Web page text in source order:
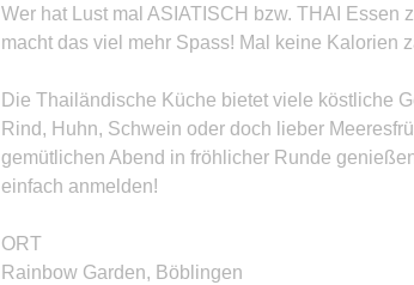
Wer hat Lust mal ASIATISCH bzw. THAI Essen
macht das viel mehr Spass! Mal keine Kalorien
Die Thailändische Küche bietet viele köstliche
Rind, Huhn, Schwein oder doch lieber
gemütlichen Abend in fröhlicher Runde
einfach anmelden!
ORT
Rainbow Garden, Böblingen